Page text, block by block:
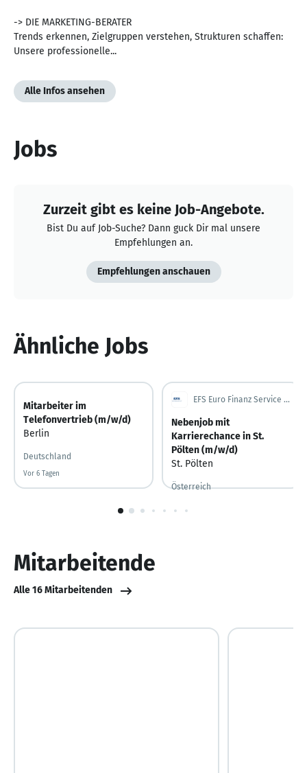
-> DIE MARKETING-BERATER
Trends erkennen, Zielgruppen verstehen, Strukturen schaffen:
Unsere professionelle...
Alle Infos ansehen
Jobs
Zurzeit gibt es keine Job-Angebote.
Bist Du auf Job-Suche? Dann guck Dir mal unsere
Empfehlungen an.
Empfehlungen anschauen
Ähnliche Jobs
Mitarbeiter im
Telefonvertrieb (m/w/d)
Berlin
Deutschland
Vor 6 Tagen
Vor 6 Tagen veröffentlicht
EFS Euro Finanz Service Vermittlungs AG
Nebenjob mit
Karrierechance in St.
Pölten (m/w/d)
St. Pölten
Österreich
1
Mitarbeitende
Alle 16 Mitarbeitenden